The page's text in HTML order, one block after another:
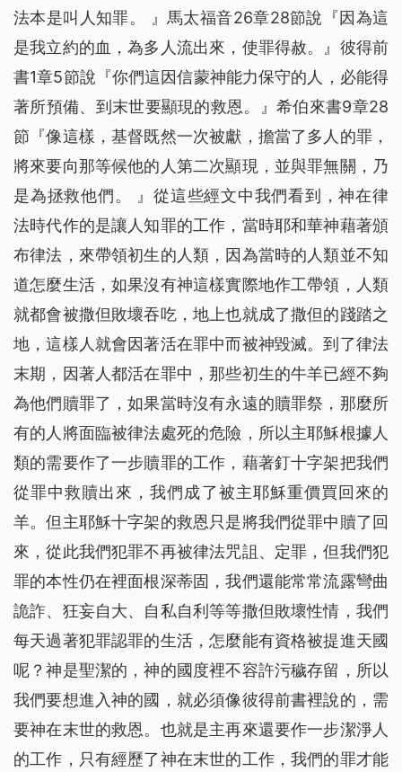
法本是叫人知罪。 』馬太福音26章28節說『 因為這
是我立約的血，為多人流出來，使罪得赦。
』彼得前
書1章5節說『你們這因信蒙神能力保守的人，必能得
著所預備、到末世要顯現的救恩。』希伯來書9章28
節『像這樣，基督既然一次被獻，擔當了多人的罪，
將來要向那等候他的人第二次顯現，並與罪無關，乃
是為拯救他們。 』從這些經文中我們看到，神在律
法時代作的是讓人知罪的工作，當時耶和華神藉著頒
布律法，來帶領初生的人類，因為當時的人類並不知
道怎麼生活，如果沒有神這樣實際地作工帶領，人類
就都會被撒但敗壞吞吃，地上也就成了撒但的踐踏之
地，這樣人就會因著活在罪中而被神毀滅。到了律法
末期，因著人都活在罪中，那些初生的牛羊已經不夠
為他們贖罪了，如果當時沒有永遠的贖罪祭，那麼所
有的人將面臨被律法處死的危險，所以主耶穌根據人
類的需要作了一步贖罪的工作，藉著釘十字架把我們
從罪中救贖出來，我們成了被主耶穌重價買回來的
羊。但主耶穌十字架的救恩只是將我們從罪中贖了回
來，從此我們犯罪不再被律法咒詛、定罪，但我們犯
罪的本性仍在裡面根深蒂固，我們還能常常流露彎曲
詭詐、狂妄自大、自私自利等等撒但敗壞性情，我們
每天過著犯罪認罪的生活，怎麼能有資格被提進天國
呢？神是聖潔的，神的國度裡不容許污穢存留，所以
我們要想進入神的國，就必須像彼得前書裡說的，需
要神在末世的救恩。也就是主再來還要作一步潔淨人
的工作，只有經歷了神在末世的工作，我們的罪才能